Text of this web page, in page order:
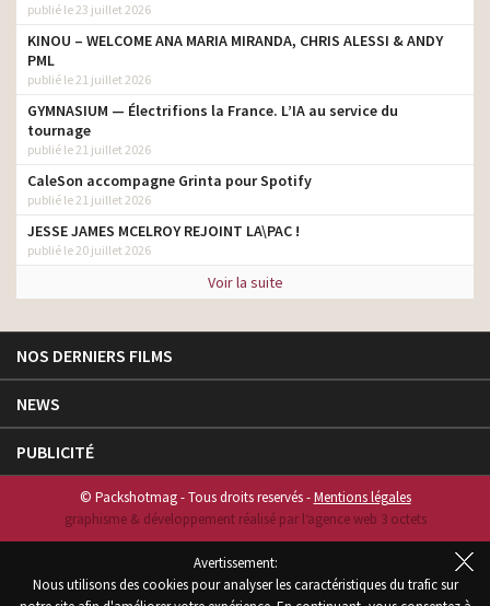
publié le 23 juillet 2026
KINOU – WELCOME ANA MARIA MIRANDA, CHRIS ALESSI & ANDY
PML
publié le 21 juillet 2026
GYMNASIUM — Électrifions la France. L’IA au service du
tournage
publié le 21 juillet 2026
CaleSon accompagne Grinta pour Spotify
publié le 21 juillet 2026
JESSE JAMES MCELROY REJOINT LA\PAC !
publié le 20 juillet 2026
Voir la suite
NOS DERNIERS FILMS
NEWS
PUBLICITÉ
© Packshotmag - Tous droits reservés -Mentions légales
graphisme & développement réalisé par l‘agence web 3 octets
Avertissement:
Nous utilisons des cookies pour analyser les caractéristiques du trafic sur